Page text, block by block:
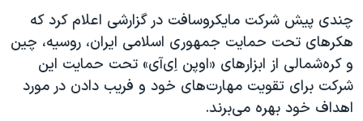
چندی پیش شرکت مایکروسافت در گزارشی اعلام کرد که
هکرهای تحت حمایت جمهوری اسلامی ایران، روسیه، چین
و کره‌شمالی از ابزارهای «اوپن اِی‌آی» تحت حمایت این
شرکت برای تقویت مهارت‌های خود و فریب دادن در مورد
اهداف خود بهره می‌برند.